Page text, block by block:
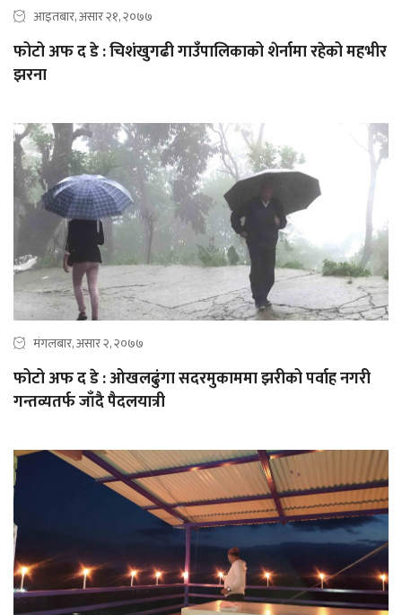
आइतबार, असार २१, २०७७
फोटो अफ द डे : चिशंखुगढी गाउँपालिकाको शेर्नामा रहेको महभीर
झरना
मंगलबार, असार २, २०७७
फोटो अफ द डे : ओखलढुंगा सदरमुकाममा झरीको पर्वाह नगरी
गन्तव्यतर्फ जाँदै पैदलयात्री